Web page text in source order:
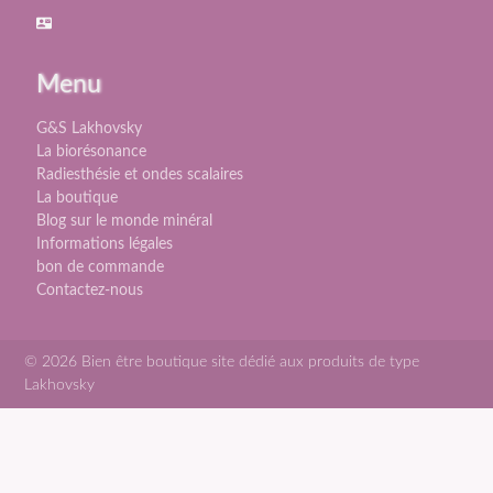
contact_mail
Menu
G&S Lakhovsky
La biorésonance
Radiesthésie et ondes scalaires
La boutique
Blog sur le monde minéral
Informations légales
bon de commande
Contactez-nous
© 2026 Bien être boutique site dédié aux produits de type
Lakhovsky